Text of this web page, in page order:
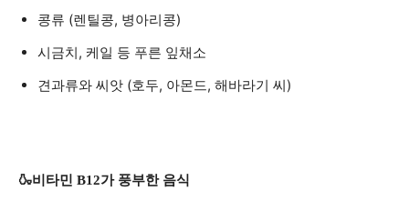
콩류 (렌틸콩, 병아리콩)
시금치, 케일 등 푸른 잎채소
견과류와 씨앗 (호두, 아몬드, 해바라기 씨)
🍶비타민 B12가 풍부한 음식